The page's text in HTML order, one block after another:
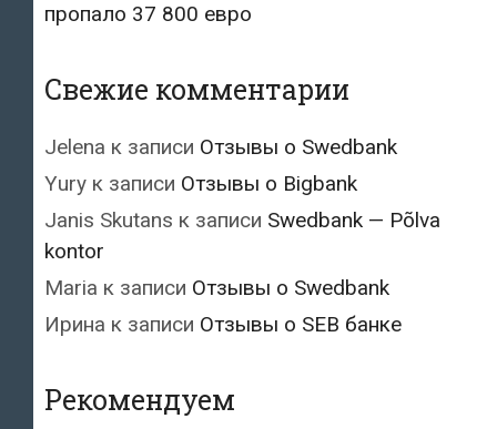
пропало 37 800 евро
Свежие комментарии
Jelena к записи Отзывы о Swedbank
Yury к записи Отзывы о Bigbank
Janis Skutans к записи Swedbank — Põlva
kontor
Maria к записи Отзывы о Swedbank
Ирина к записи Отзывы о SEB банке
Рекомендуем